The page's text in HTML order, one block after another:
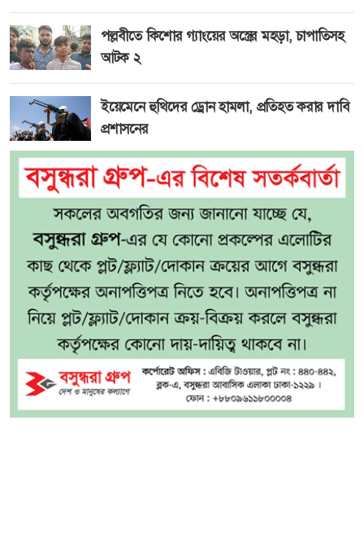
পল্লবীতে কিশোর গ্যাংয়ের অস্ত্রের মহড়া, চাপাতিসহ
আটক ২
ইয়েমেনে হুথিদের ড্রোন হামলা, প্রতিহত করার দাবি
প্রশাসনের